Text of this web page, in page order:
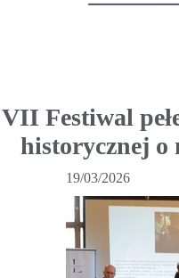
19/03/2026
VII Festiwal
historycznej o